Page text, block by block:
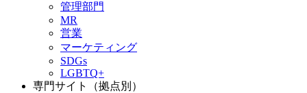
管理部門
MR
営業
マーケティング
SDGs
LGBTQ+
専門サイト（拠点別）